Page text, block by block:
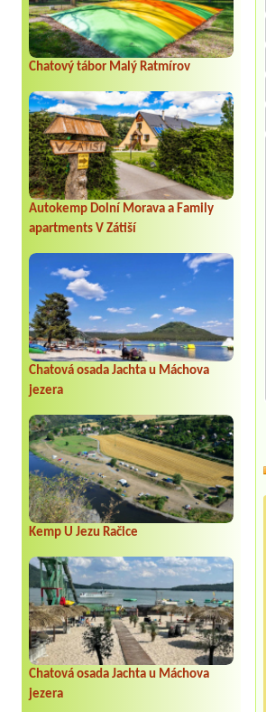
Chatový tábor Malý Ratmírov
Autokemp Dolní Morava a Family
apartments V Zátiší
Chatová osada Jachta u Máchova
jezera
Kemp U Jezu Račice
Chatová osada Jachta u Máchova
jezera